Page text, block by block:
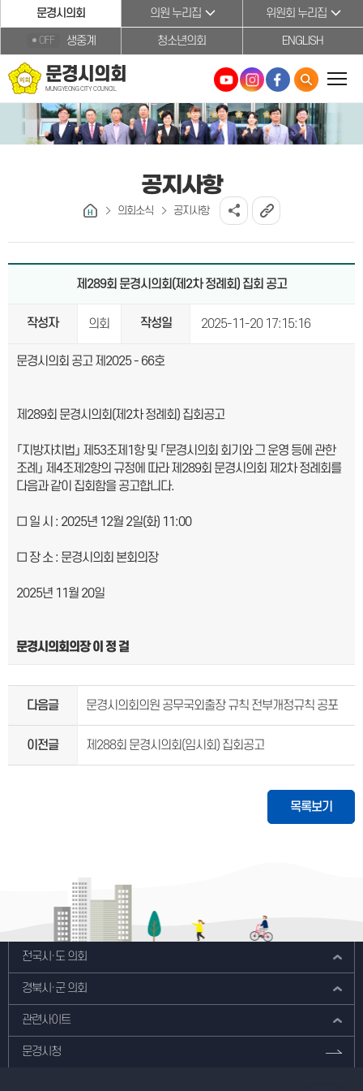
본문바로가기문경시의회 의원 누리집 위원회 누리집
OFF 생중계 청소년의회 ENGLISH
문경시의회
MUNGYEONG CITY COUNCIL
공지사항
의회소식 공지사항
제289회 문경시의회(제2차 정례회) 집회 공고
작성자 의회 작성일 2025-11-20 17:15:16
문경시의회 공고 제2025 - 66호
제289회 문경시의회(제2차 정례회) 집회공고
「지방자치법」 제53조제1항 및 「문경시의회 회기와 그 운영 등에 관한
조례」 제4조제2항의 규정에 따라 제289회 문경시의회 제2차 정례회를
다음과 같이 집회함을 공고합니다.
□ 일 시 : 2025년 12월 2일(화) 11:00
□ 장 소 : 문경시의회 본회의장
2025년 11월 20일
문경시의회의장 이 정 걸
다음글 문경시의회의원 공무국외출장 규칙 전부개정규칙 공포
이전글 제288회 문경시의회(임시회) 집회공고
목록보기
전국시·도 의회
경북시·군 의회
관련사이트
문경시청